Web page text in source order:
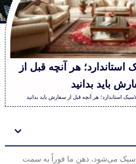
استاندارد؛ هر آنچه قبل از
باید بدانید
استاندارد؛ هر آنچه قبل از سفارش باید بدانید
می‌شود، ذهن ما فوراً به سمت